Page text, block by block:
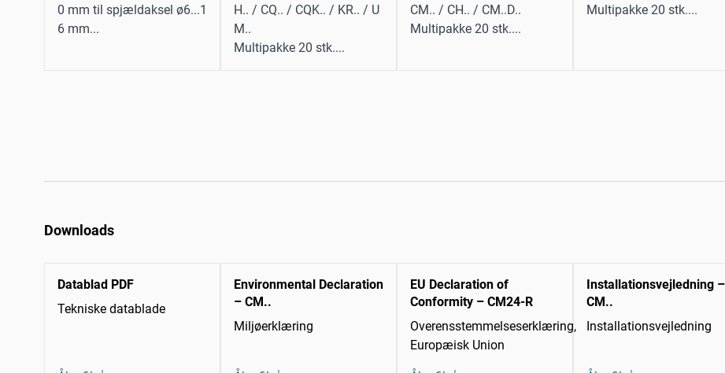
0 mm til spjældaksel ø6...1
6 mm...
H.. / CQ.. / CQK.. / KR.. / U
M..
Multipakke 20 stk....
CM.. / CH.. / CM..D..
Multipakke 20 stk....
Multipakke 20 stk....
Downloads
Datablad PDF
Tekniske datablade
Environmental Declaration
– CM..
Miljøerklæring
EU Declaration of
Conformity – CM24-R
Overensstemmelseserklæring,
Europæisk Union
Installationsvejledning –
CM..
Installationsvejledning